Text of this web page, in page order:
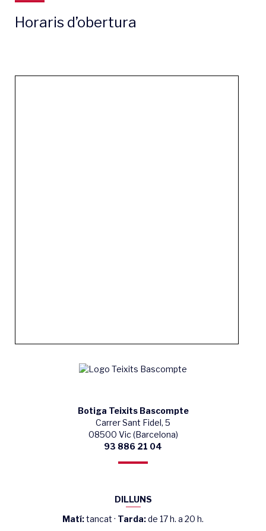
Horaris d’obertura
Botiga Teixits Bascompte
Carrer Sant Fidel, 5
08500 Vic (Barcelona)
93 886 21 04
DILLUNS
Matí:tancat · Tarda:de 17 h. a 20 h.